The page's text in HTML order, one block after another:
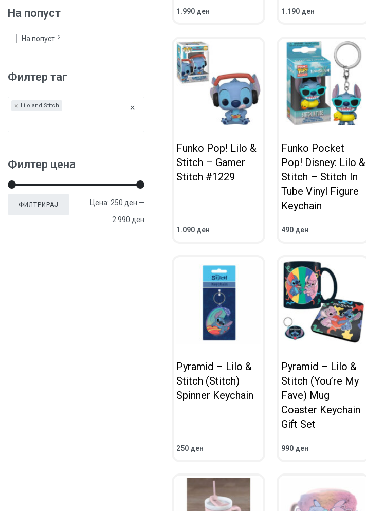
На попуст
На попуст 2
Филтер таг
×
× Lilo and Stitch
Филтер цена
ФИЛТРИРАЈ Цена: 250 ден —
2.990 ден
1.990 ден
ВО КОШНИЧКА
1.190 ден
ВО КОШНИЧКА
Funko Pop! Lilo &
Stitch – Gamer
Stitch #1229
1.090 ден
ВО КОШНИЧКА
Funko Pocket
Pop! Disney: Lilo &
Stitch – Stitch In
Tube Vinyl Figure
Keychain
490 ден
ВО КОШНИЧКА
Pyramid – Lilo &
Stitch (Stitch)
Spinner Keychain
250 ден
ВО КОШНИЧКА
Pyramid – Lilo &
Stitch (You’re My
Fave) Mug
Coaster Keychain
Gift Set
990 ден
ВО КОШНИЧКА